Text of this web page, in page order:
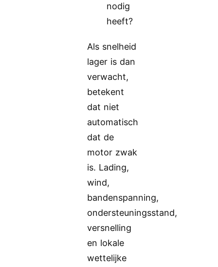
nodig
heeft?
Als snelheid
lager is dan
verwacht,
betekent
dat niet
automatisch
dat de
motor zwak
is. Lading,
wind,
bandenspanning,
ondersteuningsstand,
versnelling
en lokale
wettelijke